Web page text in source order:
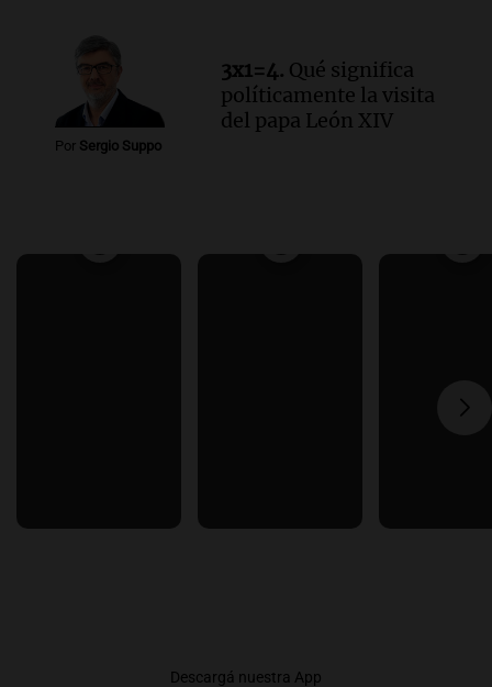
Por Sergio Suppo
3x1=4. Qué significa
políticamente la visita
del papa León XIV
Descargá nuestra App